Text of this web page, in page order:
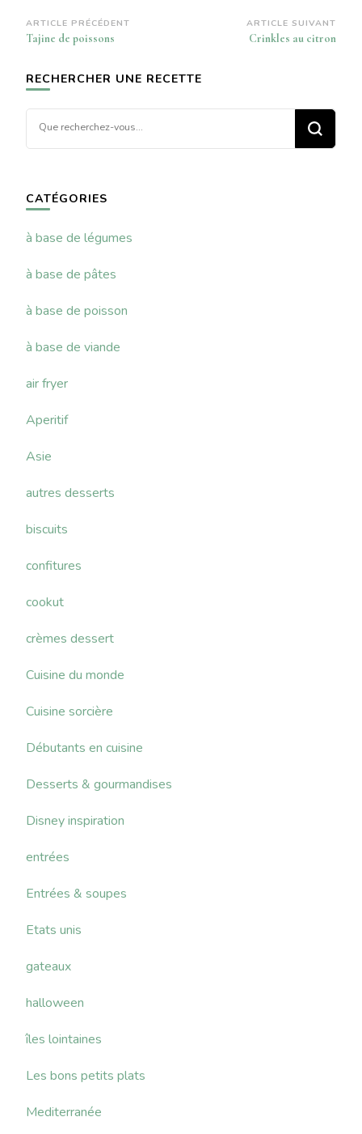
Navigation
d’article
ARTICLE PRÉCÉDENT
Tajine de poissons
ARTICLE SUIVANT
Crinkles au citron
RECHERCHER UNE RECETTE
recherchiez
CATÉGORIES
à base de légumes
à base de pâtes
à base de poisson
à base de viande
air fryer
Aperitif
Asie
autres desserts
biscuits
confitures
cookut
crèmes dessert
Cuisine du monde
Cuisine sorcière
Débutants en cuisine
Desserts & gourmandises
Disney inspiration
entrées
Entrées & soupes
Etats unis
gateaux
halloween
îles lointaines
Les bons petits plats
Mediterranée